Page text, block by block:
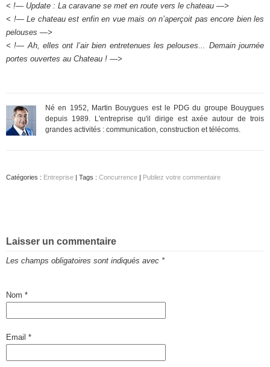
< !— Update : La caravane se met en route vers le chateau —>
< !— Le chateau est enfin en vue mais on n’aperçoit pas encore bien les
pelouses —>
< !— Ah, elles ont l’air bien entretenues les pelouses... Demain journée
portes ouvertes au Chateau ! —>
Né en 1952, Martin Bouygues est le PDG du groupe Bouygues
depuis 1989. L'entreprise qu'il dirige est axée autour de trois
grandes activités : communication, construction et télécoms.
Catégories : Entreprise | Tags : Concurrence | Publiez votre commentaire
Laisser un commentaire
Les champs obligatoires sont indiqués avec *
Nom *
Email *